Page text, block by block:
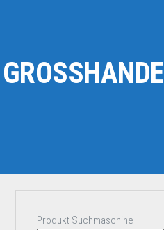
Produkt Suchmaschine